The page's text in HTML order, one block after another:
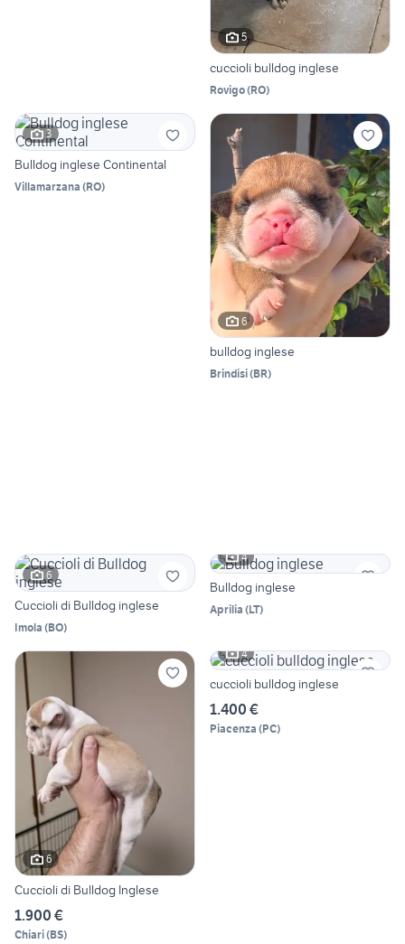
5
cuccioli bulldog inglese
Rovigo(RO)
3
Bulldog inglese Continental
Villamarzana (RO)
6
bulldog inglese
Brindisi(BR)
6
Cuccioli di Bulldog inglese
Imola (BO)
4
Bulldog inglese
Aprilia (LT)
6
Cuccioli di Bulldog Inglese
1.900 €
Chiari(BS)
4
cuccioli bulldog inglese
1.400 €
Piacenza (PC)